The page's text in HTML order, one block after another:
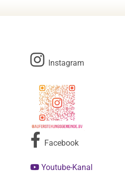
 Instagram
 Facebook
Youtube-Kanal